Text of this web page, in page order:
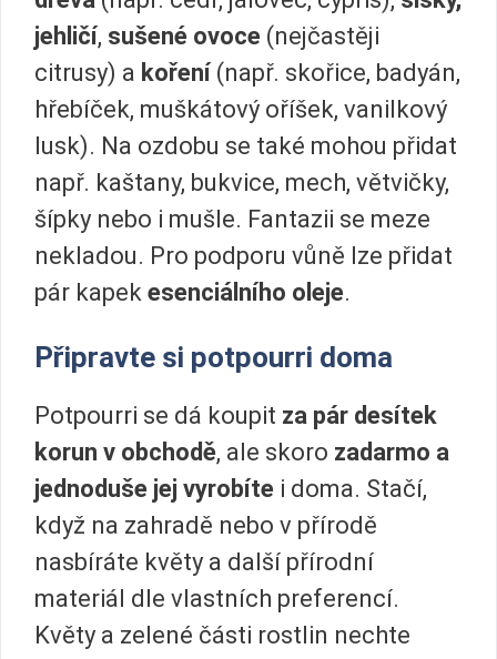
jehličí, sušené ovoce (nejčastěji
citrusy) a koření (např. skořice, badyán,
hřebíček, muškátový oříšek, vanilkový
lusk). Na ozdobu se také mohou přidat
např. kaštany, bukvice, mech, větvičky,
šípky nebo i mušle. Fantazii se meze
nekladou. Pro podporu vůně lze přidat
pár kapek esenciálního oleje.
Připravte si potpourri doma
Potpourri se dá koupit za pár desítek
korun v obchodě, ale skoro zadarmo a
jednoduše jej vyrobíte i doma. Stačí,
když na zahradě nebo v přírodě
nasbíráte květy a další přírodní
materiál dle vlastních preferencí.
Květy a zelené části rostlin nechte